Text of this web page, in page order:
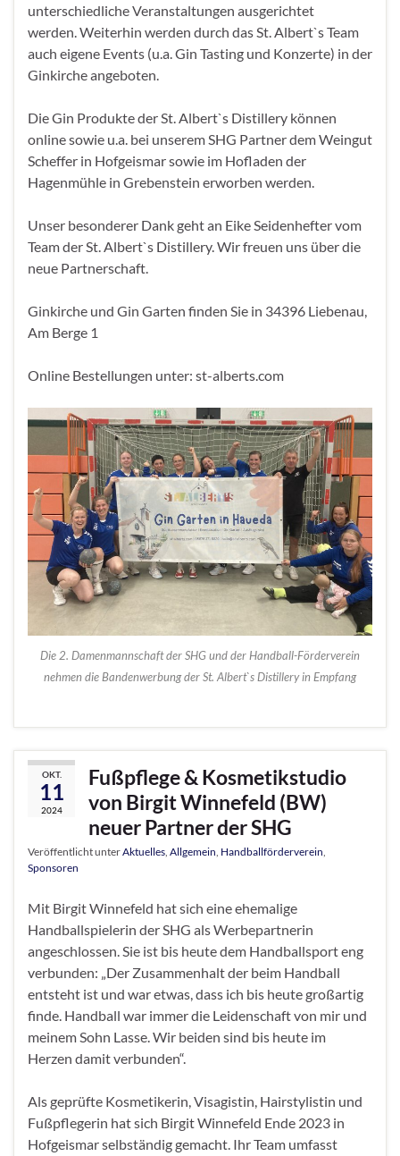
unterschiedliche Veranstaltungen ausgerichtet
werden. Weiterhin werden durch das St. Albert`s Team
auch eigene Events (u.a. Gin Tasting und Konzerte) in der
Ginkirche angeboten.
Die Gin Produkte der St. Albert`s Distillery können
online sowie u.a. bei unserem SHG Partner dem Weingut
Scheffer in Hofgeismar sowie im Hofladen der
Hagenmühle in Grebenstein erworben werden.
Unser besonderer Dank geht an Eike Seidenhefter vom
Team der St. Albert`s Distillery. Wir freuen uns über die
neue Partnerschaft.
Ginkirche und Gin Garten finden Sie in 34396 Liebenau,
Am Berge 1
Online Bestellungen unter: st-alberts.com
Die 2. Damenmannschaft der SHG und der Handball-Förderverein
nehmen die Bandenwerbung der St. Albert`s Distillery in Empfang
OKT.
11
2024
Fußpflege & Kosmetikstudio
von Birgit Winnefeld (BW)
neuer Partner der SHG
Veröffentlicht unterAktuelles, Allgemein, Handballförderverein,
Sponsoren
Mit Birgit Winnefeld hat sich eine ehemalige
Handballspielerin der SHG als Werbepartnerin
angeschlossen. Sie ist bis heute dem Handballsport eng
verbunden: „Der Zusammenhalt der beim Handball
entsteht ist und war etwas, dass ich bis heute großartig
finde. Handball war immer die Leidenschaft von mir und
meinem Sohn Lasse. Wir beiden sind bis heute im
Herzen damit verbunden“.
Als geprüfte Kosmetikerin, Visagistin, Hairstylistin und
Fußpflegerin hat sich Birgit Winnefeld Ende 2023 in
Hofgeismar selbständig gemacht. Ihr Team umfasst